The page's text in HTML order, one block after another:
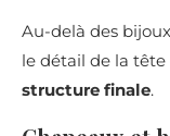
Au-delà des
le détail de la
structure finale.